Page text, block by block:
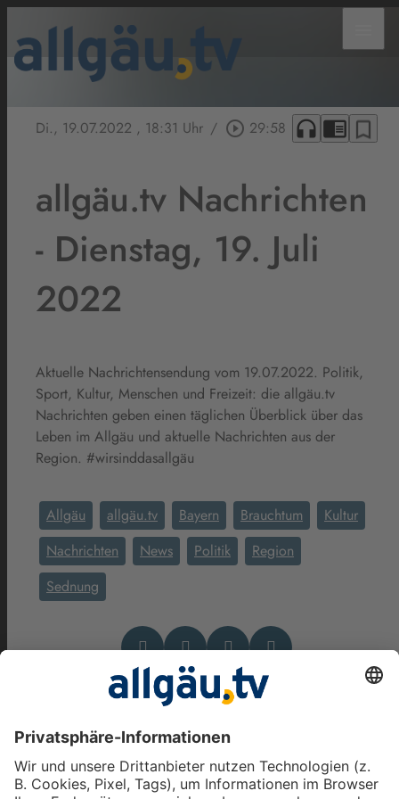
Di., 19.07.2022 , 18:31 Uhr / play_circle_outline 29:58 headphones chrome_reader_mode bookmark_border
allgäu.tv Nachrichten
- Dienstag, 19. Juli
2022
Aktuelle Nachrichtensendung vom 19.07.2022. Politik,
Sport, Kultur, Menschen und Freizeit: die allgäu.tv
Nachrichten geben einen täglichen Überblick über das
Leben im Allgäu und aktuelle Nachrichten aus der
Region. #wirsinddasallgäu
Allgäu allgäu.tv Bayern Brauchtum
Kultur
Nachrichten
News Politik
Region
Sednung
Das könnte Dich auch
interessieren